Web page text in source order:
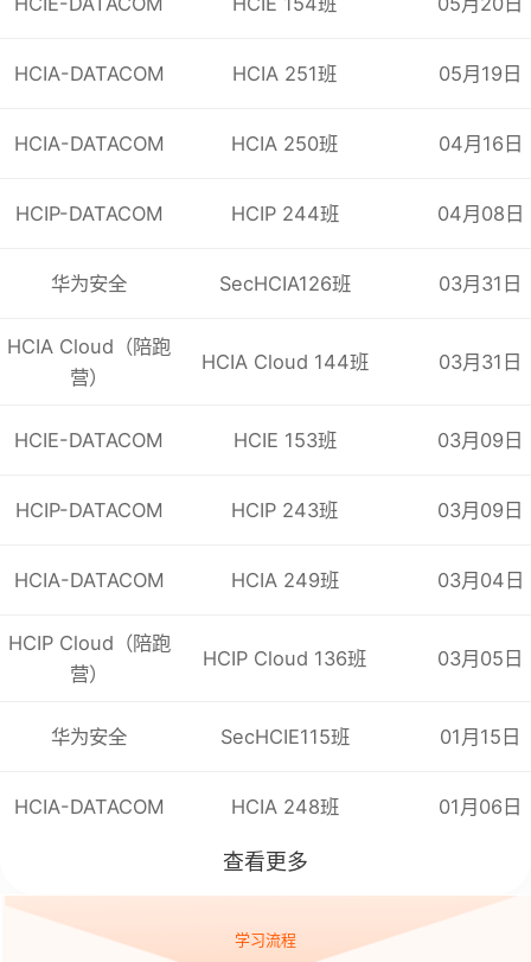
HCIA-DATACOM HCIA 251班 05月19日
HCIA-DATACOM HCIA 250班 04月16日
HCIP-DATACOM HCIP 244班 04月08日
华为安全 SecHCIA126班 03月31日
HCIA Cloud（陪跑
营）
HCIA Cloud 144班 03月31日
HCIE-DATACOM HCIE 153班 03月09日
HCIP-DATACOM HCIP 243班 03月09日
HCIA-DATACOM HCIA 249班 03月04日
HCIP Cloud（陪跑
营）
HCIP Cloud 136班 03月05日
华为安全 SecHCIE115班 01月15日
HCIA-DATACOM HCIA 248班 01月06日
查看更多
学习流程